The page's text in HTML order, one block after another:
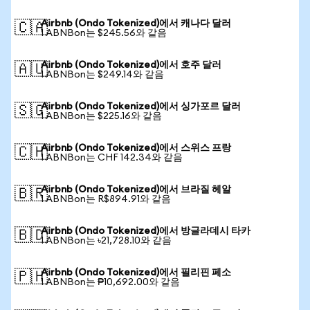
🇨🇦Airbnb (Ondo Tokenized)에서 캐나다 달러
1 ABNBon는 $245.56와 같음
🇦🇺Airbnb (Ondo Tokenized)에서 호주 달러
1 ABNBon는 $249.14와 같음
🇸🇬Airbnb (Ondo Tokenized)에서 싱가포르 달러
1 ABNBon는 $225.16와 같음
🇨🇭Airbnb (Ondo Tokenized)에서 스위스 프랑
1 ABNBon는 CHF 142.34와 같음
🇧🇷Airbnb (Ondo Tokenized)에서 브라질 헤알
1 ABNBon는 R$894.91와 같음
🇧🇩Airbnb (Ondo Tokenized)에서 방글라데시 타카
1 ABNBon는 ৳21,728.10와 같음
🇵🇭Airbnb (Ondo Tokenized)에서 필리핀 페소
1 ABNBon는 ₱10,692.00와 같음